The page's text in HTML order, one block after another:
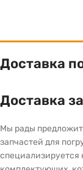
Доставка
Доставка
Мы рады
запчастей для